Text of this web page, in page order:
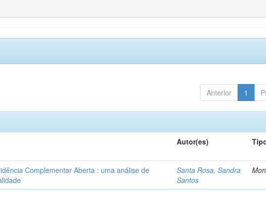
Anterior 1
Autor(es)
Complementar Aberta : uma análise de
Santa Rosa, Sandra
Santos